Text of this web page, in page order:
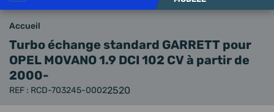
Accueil
Turbo échange standard GARRETT pour
OPEL MOVANO 1.9 DCI 102 CV à partir de
2000-
REF : RCD-703245-00022520